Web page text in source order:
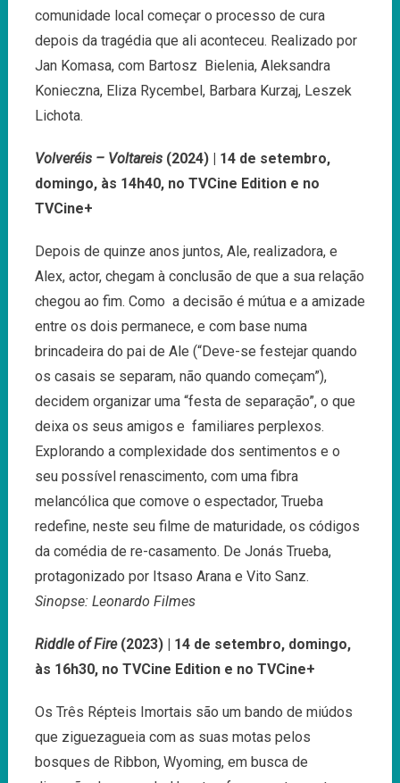
comunidade local começar o processo de cura
depois da tragédia que ali aconteceu. Realizado por
Jan Komasa, com Bartosz Bielenia, Aleksandra
Konieczna, Eliza Rycembel, Barbara Kurzaj, Leszek
Lichota.
Volveréis – Voltareis (2024) | 14 de setembro,
domingo, às 14h40, no TVCine Edition e no
TVCine+
Depois de quinze anos juntos, Ale, realizadora, e
Alex, actor, chegam à conclusão de que a sua relação
chegou ao fim. Como a decisão é mútua e a amizade
entre os dois permanece, e com base numa
brincadeira do pai de Ale (“Deve-se festejar quando
os casais se separam, não quando começam”),
decidem organizar uma “festa de separação”, o que
deixa os seus amigos e familiares perplexos.
Explorando a complexidade dos sentimentos e o
seu possível renascimento, com uma fibra
melancólica que comove o espectador, Trueba
redefine, neste seu filme de maturidade, os códigos
da comédia de re-casamento. De Jonás Trueba,
protagonizado por Itsaso Arana e Vito Sanz.
Sinopse: Leonardo Filmes
Riddle of Fire (2023) | 14 de setembro, domingo,
às 16h30, no TVCine Edition e no TVCine+
Os Três Répteis Imortais são um bando de miúdos
que ziguezagueia com as suas motas pelos
bosques de Ribbon, Wyoming, em busca de